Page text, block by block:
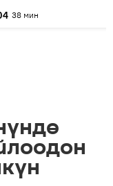
38 мин